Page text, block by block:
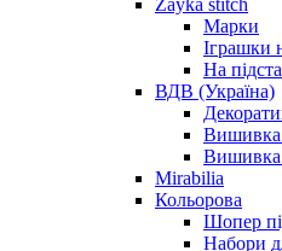
Марки
Іграшки
На
ВДВ (Україна)
Вишивка
Вишивка
Mirabilia
Кольорова
Шопер
Набори